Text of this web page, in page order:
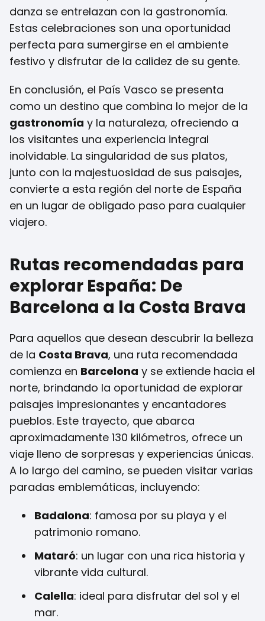
danza se entrelazan con la gastronomía.
Estas celebraciones son una oportunidad
perfecta para sumergirse en el ambiente
festivo y disfrutar de la calidez de su gente.
En conclusión, el País Vasco se presenta
como un destino que combina lo mejor de la
gastronomía y la naturaleza, ofreciendo a
los visitantes una experiencia integral
inolvidable. La singularidad de sus platos,
junto con la majestuosidad de sus paisajes,
convierte a esta región del norte de España
en un lugar de obligado paso para cualquier
viajero.
Rutas recomendadas para
explorar España: De
Barcelona a la Costa Brava
Para aquellos que desean descubrir la belleza
de la Costa Brava, una ruta recomendada
comienza en Barcelona y se extiende hacia el
norte, brindando la oportunidad de explorar
paisajes impresionantes y encantadores
pueblos. Este trayecto, que abarca
aproximadamente 130 kilómetros, ofrece un
viaje lleno de sorpresas y experiencias únicas.
A lo largo del camino, se pueden visitar varias
paradas emblemáticas, incluyendo:
Badalona: famosa por su playa y el
patrimonio romano.
Mataró: un lugar con una rica historia y
vibrante vida cultural.
Calella: ideal para disfrutar del sol y el
mar.